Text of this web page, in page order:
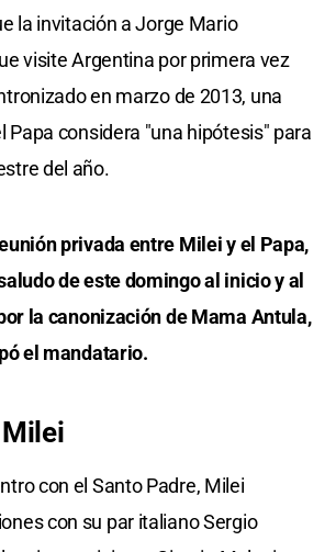
la invitación a Jorge Mario
visite Argentina por primera vez
en marzo de 2013, una
Papa considera "una hipótesis" para
del año.
privada entre Milei y el Papa,
de este domingo al inicio y al
la canonización de Mama Antula,
el mandatario.
con el Santo Padre, Milei
con su par italiano Sergio